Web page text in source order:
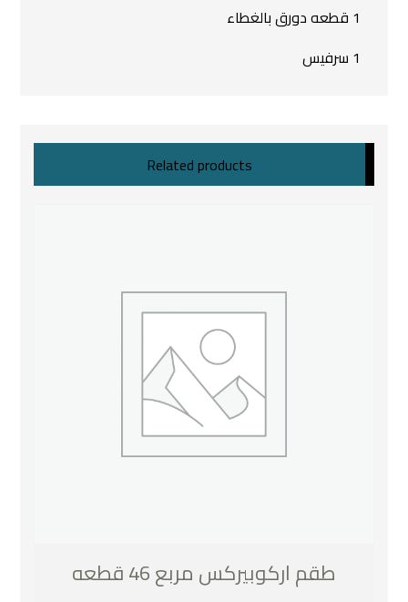
1 قطعه دورق بالغطاء
1 سرفيس
Related products
طقم اركوبيركس مربع 46 قطعه